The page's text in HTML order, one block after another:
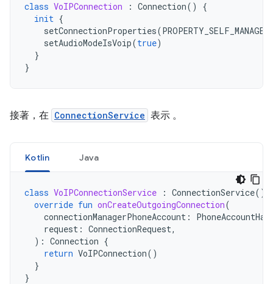
class VoIPConnection : Connection()
{
init {
setConnectionProperties(PROPERTY_SELF_MANAGED
setAudioModeIsVoip(true)
}
}
接著，在 ConnectionService 表示 。
Kotlin Java
class VoIPConnectionService : ConnectionService()
override fun onCreateOutgoingConnection(
connectionManagerPhoneAccount :
request : ConnectionRequest,
): Connection {
return VoIPConnection()
}
}